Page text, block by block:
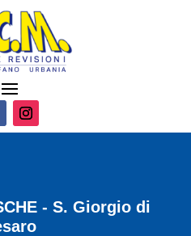
- S. Giorgio di